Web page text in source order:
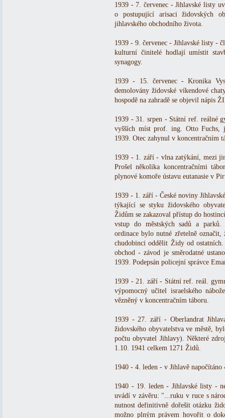
1939 - 7. červenec - Jihlavské listy
o postupující arisaci židovských
jihlavského obchodního života.
1939 - 9. červenec - Jihlavské listy -
kulturní činitelé hodlají umístit
synagogy.
1939 - 15. červenec - Kronika
demolovány židovské víkendové
hospodě na zahradě se objevil nápis
1939 - 31. srpen - Státní ref. reálné
vyšších míst prof. ing. Otto Fuchs,
1939. Otec zahynul v koncentračním
1939 - 1. září - vlna zatýkání, mezi
Prošel několika koncentračními
plynové komoře ústavu eutanasie v
1939 - 1. září - České noviny
týkající se styku židovského
Židům se zakazoval přístup do
vstup do městských sadů a
ordinace bylo nutné zřetelně
chudobinci oddělit Židy od
obchod - závod je směrodatné
1939. Podepsán policejní správce
1939 - 21. září - Státní ref. reál.
výpomocný učitel israelského
vězněný v koncentračním táboru.
1939 - 27. září - Oberlandrat
židovského obyvatelstva ve městě,
počtu obyvatel Jihlavy). Některé
1.10. 1941 celkem 1271 Židů.
1940 - 4. leden - v Jihlavě napočítáno
1940 - 19. leden - Jihlavské listy -
uvádí v závěru: "...ruku v ruce s
nutnost definitivně dořešit otázku
možno plným právem hovořit o